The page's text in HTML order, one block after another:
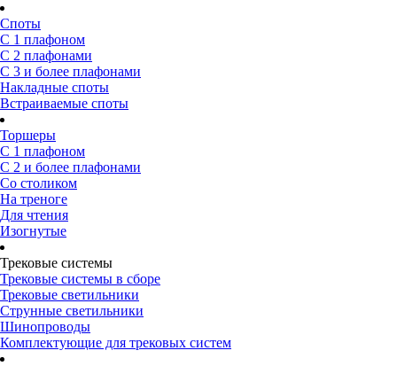
Споты
С 1 плафоном
С 2 плафонами
С 3 и более плафонами
Накладные споты
Встраиваемые споты
Торшеры
С 1 плафоном
С 2 и более плафонами
Со столиком
На треноге
Для чтения
Изогнутые
Трековые системы
Трековые системы в сборе
Трековые светильники
Струнные светильники
Шинопроводы
Комплектующие для трековых систем